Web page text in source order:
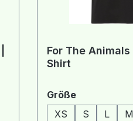
For The
Shirt
Größeauswählen
XS
S L M